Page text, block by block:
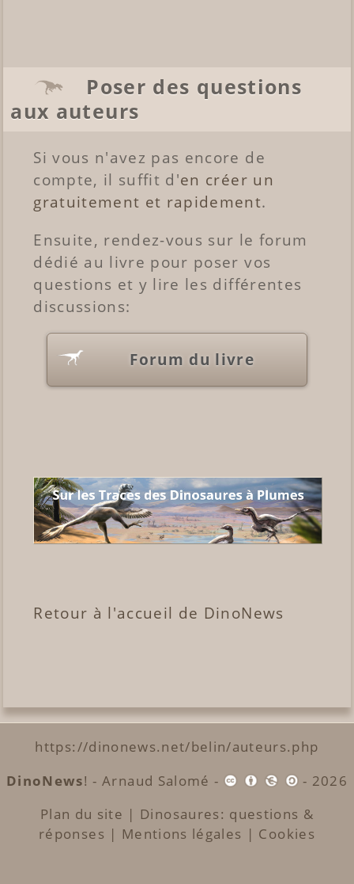
Poser des questions
aux auteurs
Si vous n'avez pas encore de
compte, il suffit d'en créer un
gratuitement et rapidement.
Ensuite, rendez-vous sur le forum
dédié au livre pour poser vos
questions et y lire les différentes
discussions:
Forum du livre
Retour à l'accueil de DinoNews
https://dinonews.net/belin/auteurs.php
DinoNews! -Arnaud Salomé -
- 2026
Plan du site | Dinosaures: questions &
réponses | Mentions légales | Cookies